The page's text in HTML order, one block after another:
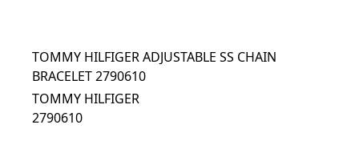
TOMMY HILFIGER ADJUSTABLE SS CHAIN
BRACELET 2790610
TOMMY HILFIGER
2790610